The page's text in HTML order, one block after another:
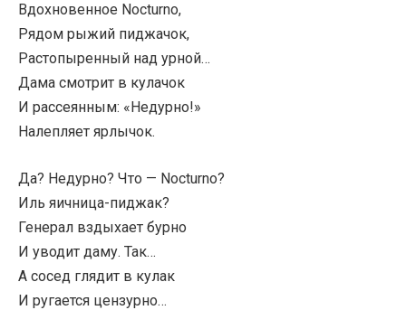
Вдохновенное Nocturno,
Рядом рыжий пиджачок,
Растопыренный над урной…
Дама смотрит в кулачок
И рассеянным: «Недурно!»
Налепляет ярлычок.
Да? Недурно? Что — Nocturno?
Иль яичница-пиджак?
Генерал вздыхает бурно
И уводит даму. Так…
А сосед глядит в кулак
И ругается цензурно…